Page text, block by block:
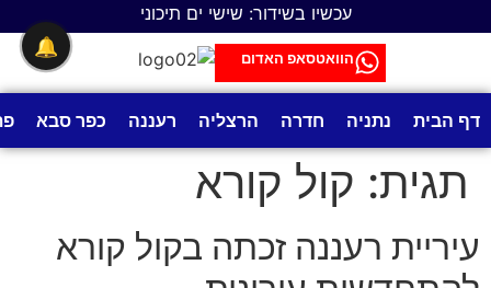
עכשיו בשידור: שישי ים תיכוני
הוואטסאפ האדום
דף הבית נתניה חדרה הרצליה רעננה כפר סבא
תגית: קול קורא
עיריית רעננה זכתה בקול קורא
🔔